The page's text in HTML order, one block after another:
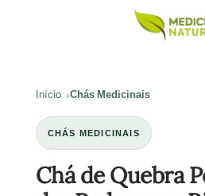
Início Chás Medicinais
CHÁS MEDICINAIS
Chá de Quebra